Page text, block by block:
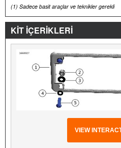
(1) Sadece basit araçlar ve teknikler gerekli
KİT İÇERİKLERİ
VIEW